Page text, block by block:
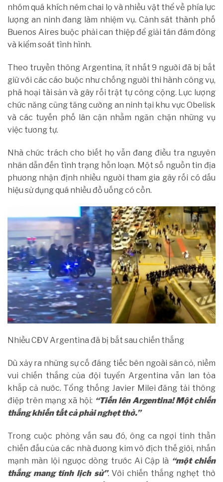
nhóm quá khích ném chai lọ và nhiều vật thể về phía lực
lượng an ninh đang làm nhiệm vụ. Cảnh sát thành phố
Buenos Aires buộc phải can thiệp để giải tán đám đông
và kiểm soát tình hình.
Theo truyền thông Argentina, ít nhất 9 người đã bị bắt
giữ với các cáo buộc như chống người thi hành công vụ,
phá hoại tài sản và gây rối trật tự công cộng. Lực lượng
chức năng cũng tăng cường an ninh tại khu vực Obelisk
và các tuyến phố lân cận nhằm ngăn chặn những vụ
việc tương tự.
Nhà chức trách cho biết họ vẫn đang điều tra nguyên
nhân dẫn đến tình trạng hỗn loạn. Một số nguồn tin địa
phương nhận định nhiều người tham gia gây rối có dấu
hiệu sử dụng quá nhiều đồ uống có cồn.
Nhiều CĐV Argentina đã bị bắt sau chiến thắng
Dù xảy ra những sự cố đáng tiếc bên ngoài sân cỏ, niềm
vui chiến thắng của đội tuyển Argentina vẫn lan tỏa
khắp cả nước. Tổng thống Javier Milei đăng tải thông
điệp trên mạng xã hội: “Tiến lên Argentina! Một chiến
thắng khiến tất cả phải nghẹt thở.”
Trong cuộc phỏng vấn sau đó, ông ca ngợi tinh thần
chiến đấu của các nhà đương kim vô địch thế giới, nhấn
mạnh màn lội ngược dòng trước Ai Cập là “một chiến
thắng mang tính lịch sử”.Với chiến thắng nghẹt thở